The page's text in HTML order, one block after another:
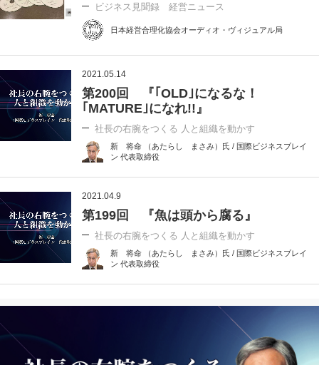
ビジネス見聞録 経営ニュース
日本経営合理化協会オーディオ・ヴィジュアル局
2021.05.14
第200回 『｢OLD｣になるな！
｢MATURE｣になれ!!』
社長の右腕をつくる 人と組織を動かす
新 将命 （あたらし まさみ）氏 / 国際ビジネスブレイ
ン 代表取締役
2021.04.9
第199回 『魚は頭から腐る』
社長の右腕をつくる 人と組織を動かす
新 将命 （あたらし まさみ）氏 / 国際ビジネスブレイ
ン 代表取締役